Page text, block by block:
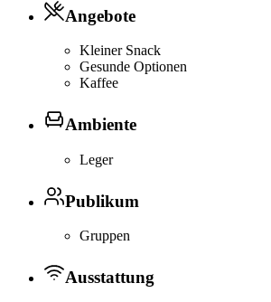
Angebote
Kleiner Snack
Gesunde Optionen
Kaffee
Ambiente
Leger
Publikum
Gruppen
Ausstattung